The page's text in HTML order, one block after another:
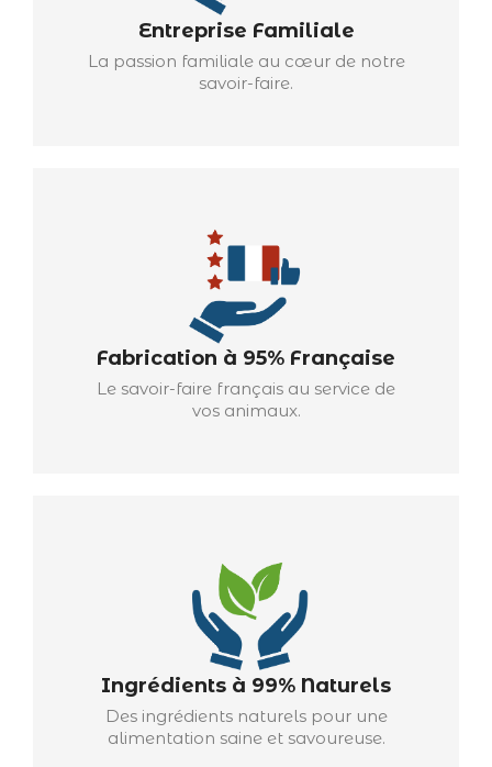
Entreprise Familiale
La passion familiale au cœur de notre
savoir-faire.
Fabrication à 95% Française
Le savoir-faire français au service de
vos animaux.
Ingrédients à 99% Naturels
Des ingrédients naturels pour une
alimentation saine et savoureuse.